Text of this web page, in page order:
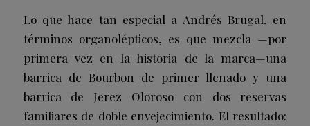
Lo que hace tan especial a Andrés Brugal, en
términos organolépticos, es que mezcla —por
primera vez en la historia de la marca­—una
barrica de Bourbon de primer llenado y una
barrica de Jerez Oloroso con dos reservas
familiares de doble envejecimiento. El resultado: